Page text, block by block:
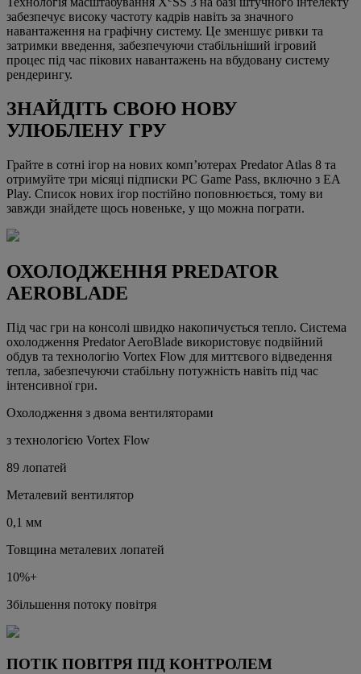
забезпечує високу частоту кадрів навіть за значного
навантаження на графічну систему. Це зменшує ривки та
затримки введення, забезпечуючи стабільніший ігровий
процес під час пікових навантажень на вбудовану систему
рендерингу.
ЗНАЙДІТЬ СВОЮ НОВУ
УЛЮБЛЕНУ ГРУ
Грайте в сотні ігор на нових комп’ютерах Predator Atlas 8 та
отримуйте три місяці підписки PC Game Pass, включно з EA
Play. Список нових ігор постійно поповнюється, тому ви
завжди знайдете щось новеньке, у що можна пограти.
ОХОЛОДЖЕННЯ PREDATOR
AEROBLADE
Під час гри на консолі швидко накопичується тепло. Система
охолодження Predator AeroBlade використовує подвійний
обдув та технологію Vortex Flow для миттєвого відведення
тепла, забезпечуючи стабільну потужність навіть під час
інтенсивної гри.
Охолодження з двома вентиляторами
з технологією Vortex Flow
89 лопатей
Металевий вентилятор
0,1 мм
Товщина металевих лопатей
10%+
Збільшення потоку повітря
ПОТІК ПОВІТРЯ ПІД КОНТРОЛЕМ